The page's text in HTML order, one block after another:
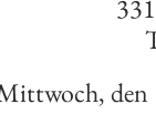
abholen?
Hilfe?
den